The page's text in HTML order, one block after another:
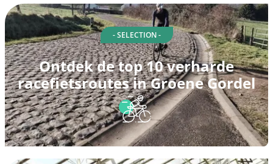
- SELECTION -
Ontdek de top 10 verharde
racefietsroutes in Groene Gordel